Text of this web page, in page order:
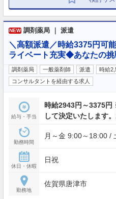
NEW 調剤薬局 ｜ 派遣
＼高額派遣／時給3375円可
ライベート充実◆あなたの挑
調剤薬局 一般薬剤師 派遣 時給
コンサルタントを経由する求人
給与・手当
時給2943円～3375
して決定いたします
勤務時間
月～金 9:00～18:00
休日・休暇
日祝
勤務地
佐賀県唐津市